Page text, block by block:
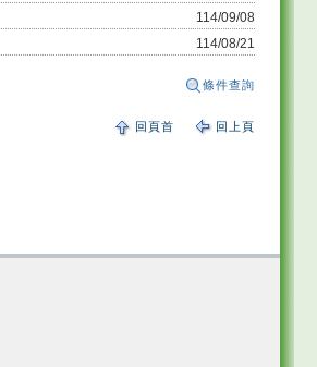
114/09/08
114/08/21
條件查詢
回頁首 回上頁